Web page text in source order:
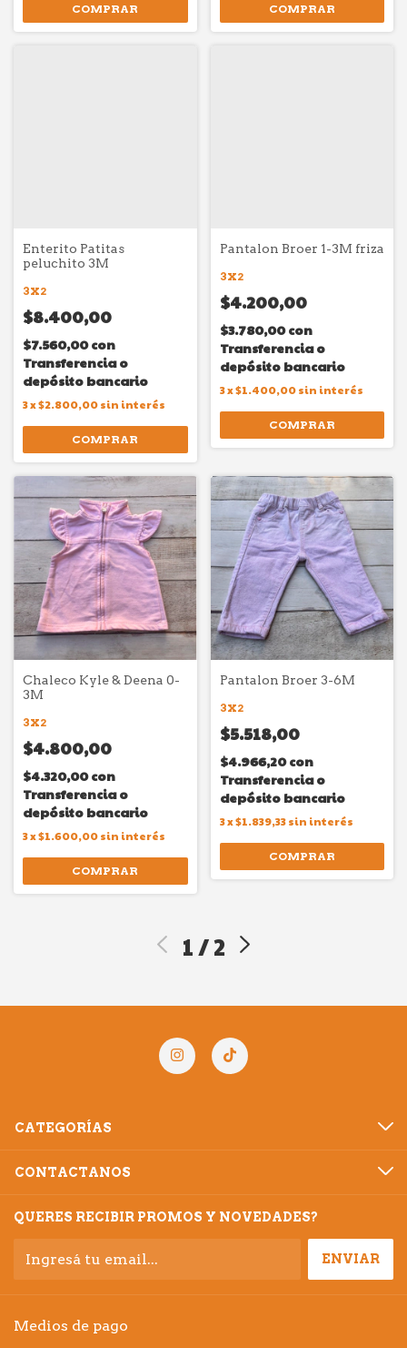
COMPRAR COMPRAR
Enterito Patitas
peluchito 3M
3X2
$8.400,00
$7.560,00con
Transferencia o
depósito bancario
3x$2.800,00sin interés
COMPRAR
Pantalon Broer 1-3M friza
3X2
$4.200,00
$3.780,00con
Transferencia o
depósito bancario
3x$1.400,00 sin interés
COMPRAR
Chaleco Kyle & Deena 0-
3M
3X2
$4.800,00
$4.320,00con
Transferencia o
depósito bancario
3x$1.600,00sin interés
COMPRAR
Pantalon Broer 3-6M
3X2
$5.518,00
$4.966,20con
Transferencia o
depósito bancario
3x$1.839,33 sin interés
COMPRAR
1/2
CATEGORÍAS
CONTACTANOS
QUERES RECIBIR PROMOS Y NOVEDADES?
Medios de pago